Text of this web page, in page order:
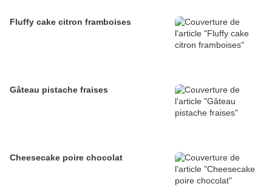
Fluffy cake citron framboises
Gâteau pistache fraises
Cheesecake poire chocolat